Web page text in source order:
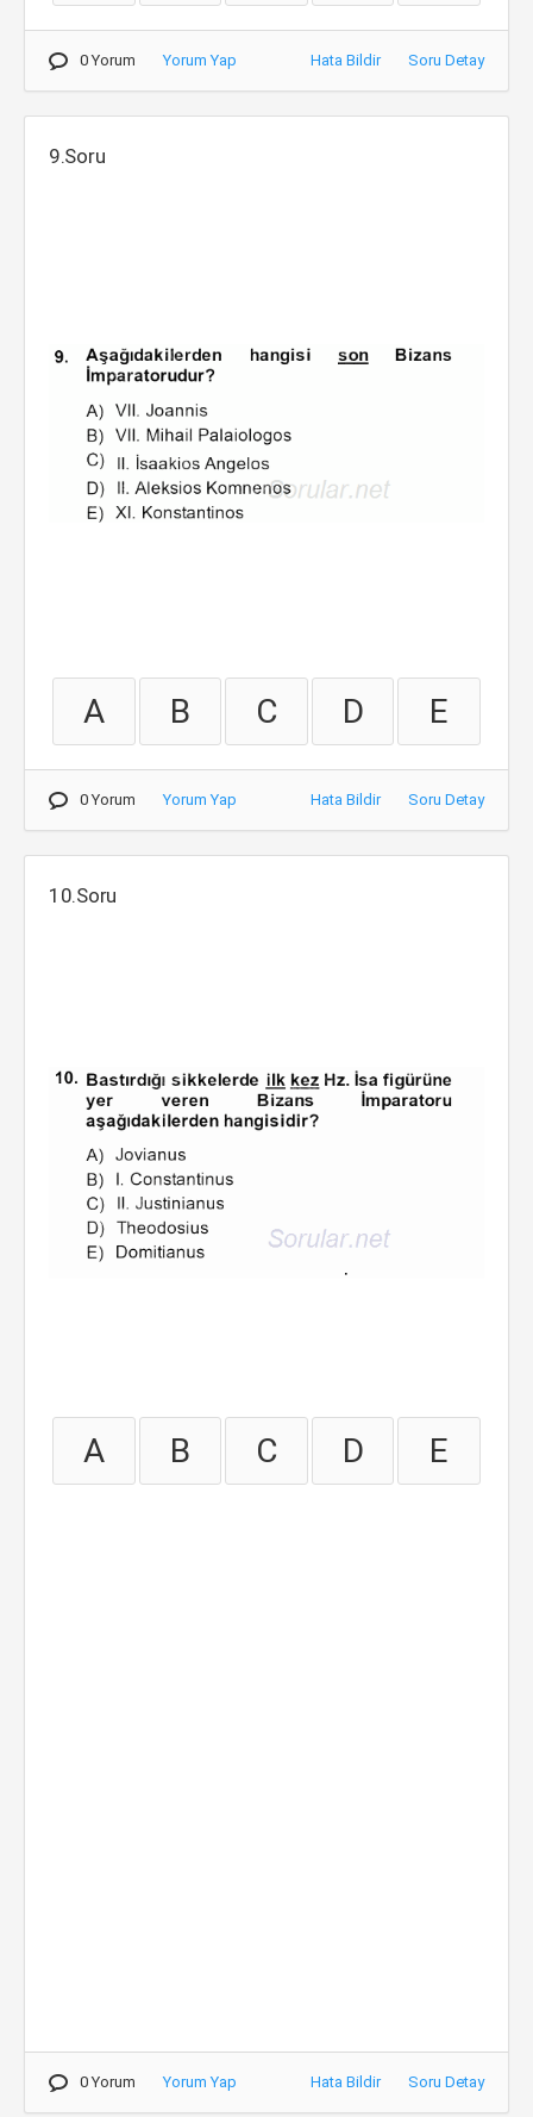
0 Yorum Yorum Yap Hata Bildir Soru Detay
9.Soru
A B C D E
0 Yorum Yorum Yap Hata Bildir Soru Detay
10.Soru
A B C D E
0 Yorum Yorum Yap Hata Bildir Soru Detay